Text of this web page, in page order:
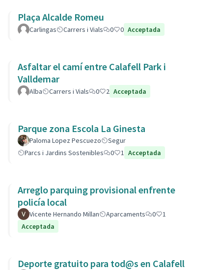
Plaça Alcalde Romeu
Carlingas Carrers i Vials 0 0 Acceptada
Asfaltar el camí entre Calafell Park i
Valldemar
Alba Carrers i Vials 0 2 Acceptada
Parque zona Escola La Ginesta
Paloma Lopez Pescuezo
Segur
Parcs i Jardins Sostenibles
0 1 Acceptada
Arreglo parquing provisional enfrente
policía local
Vicente Hernando Millan Aparcaments 0
1
Acceptada
Deporte gratuito para tod@s en Calafell